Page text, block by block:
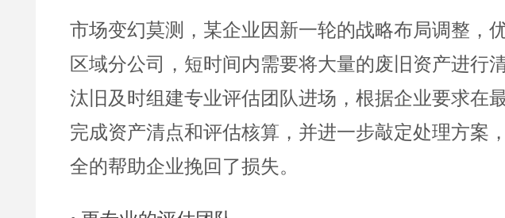
市场变幻莫测，某企业因新一轮的战略布局调整，
区域分公司，短时间内需要将大量的废旧资产进行
汰旧及时组建专业评估团队进场，根据企业要求在
完成资产清点和评估核算，并进一步敲定处理方案
全的帮助企业挽回了损失。